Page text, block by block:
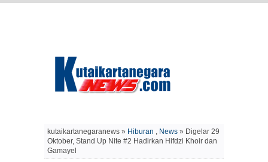
kutaikartanegaranews » Hiburan , News » Digelar 29
Oktober, Stand Up Nite #2 Hadirkan Hifdzi Khoir dan
Gamayel